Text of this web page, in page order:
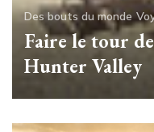
Des bouts du monde
Faire le tour
Hunter Valley